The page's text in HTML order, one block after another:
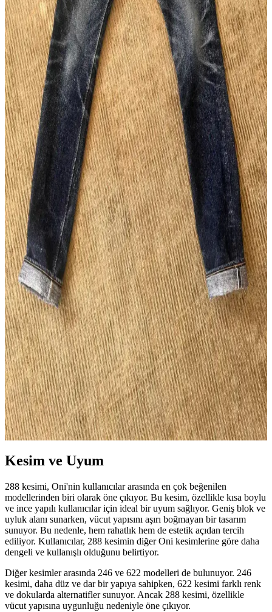
Omoto 0611 15.5oz Slub Relax Fit Button Fly:
Japon Selvedge Deniminde Yeni Bir Alternatif
Omoto'nun 0611 modeli, 15.5oz slub kumaşı ve rahat kesimiyle
Japon selvedge deniminde özgün bir seçenek sunuyor. Kaliteli
pamuk karışımı ve detaylara verilen önemle konfor ve dayanıklılık
sağlanıyor.
Raw Denim ve Sahte Ürünlerle Mücadelede Studio
D'Artisan Örneği ve Alışveriş Rehberi
Raw denim sektöründe sahte ürünler, özellikle Studio D'Artisan gibi
markalarda alıcıların orijinallik tespiti yapmasını zorlaştırıyor.
Güvenilir satıcı seçimi ve detaylı inceleme önem kazanıyor.
Wingman Denim 23oz Keten Denim: Güneydoğu
Asya'nın Ham Denim Trendleri ve Dayanıklılığı
Wingman Denim'in 23oz keten denim kotları, dayanıklılığı ve doğal
solma süreciyle ham denim tutkunlarının ilgisini çekiyor. Beden
seçenekleri ve tasarım eleştirileri markanın uluslararası pazardaki
konumunu etkiliyor.
Flat Head FN-D111 14.5oz Wide Straight LHT Kot
Pantolon Özellikleri ve Kullanıcı Yorumları
Flat Head FN-D111 14.5oz Wide Straight LHT, geniş kesimi, özgün
renk detayları ve dayanıklı kumaşıyla günlük kullanım için ideal bir
kot pantolon olarak öne çıkıyor. Beden uyumu ve solma özellikleri
kullanıcı deneyimlerine göre değişiyor.
Pure Blue Japan SR-013 Raw Denim Pantolonların
5 Yıllık Kullanım ve Solma İncelemesi
Pure Blue Japan SR-013 model raw denim pantolon, 5 yıl boyunca
düzenli kullanımla kalın slubby kumaşı ve yoğun indigo boyası
sayesinde benzersiz solma desenleri ve dayanıklılık sunar.
Kesim ve Uyum
288 kesimi, Oni'nin kullanıcılar arasında en çok beğenilen
modellerinden biri olarak öne çıkıyor. Bu kesim, özellikle kısa boylu
ve ince yapılı kullanıcılar için ideal bir uyum sağlıyor. Geniş blok ve
uyluk alanı sunarken, vücut yapısını aşırı boğmayan bir tasarım
sunuyor. Bu nedenle, hem rahatlık hem de estetik açıdan tercih
ediliyor. Kullanıcılar, 288 kesimin diğer Oni kesimlerine göre daha
dengeli ve kullanışlı olduğunu belirtiyor.
Diğer kesimler arasında 246 ve 622 modelleri de bulunuyor. 246
kesimi, daha düz ve dar bir yapıya sahipken, 622 kesimi farklı renk
ve dokularda alternatifler sunuyor. Ancak 288 kesimi, özellikle
vücut yapısına uygunluğu nedeniyle öne çıkıyor.